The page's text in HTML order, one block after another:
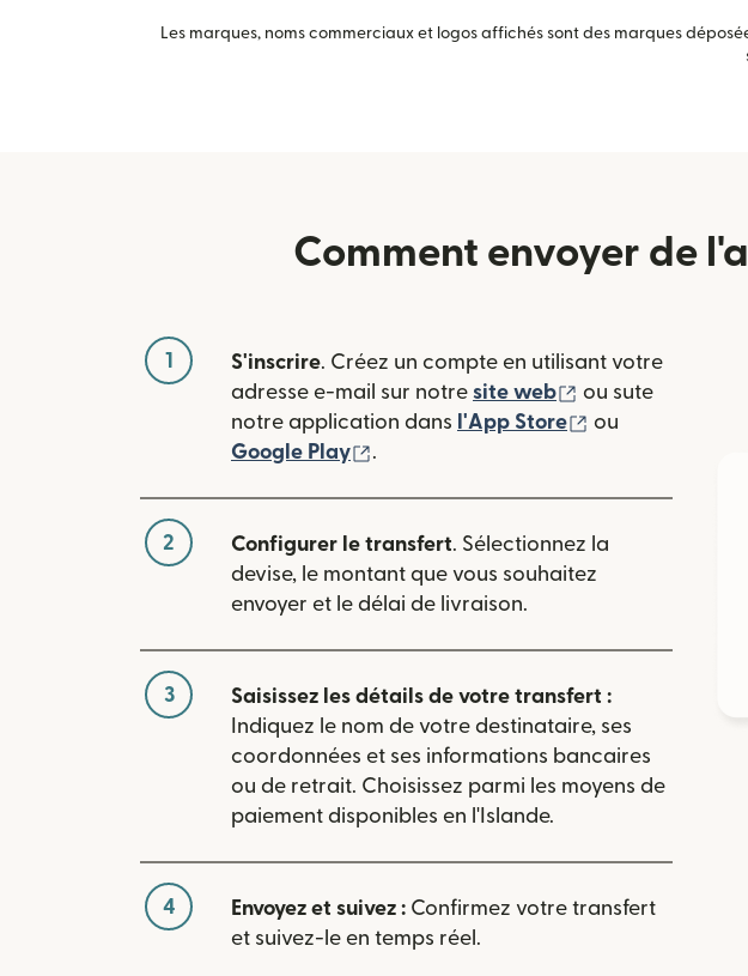
Les marques, noms commerciaux et logos affichés sont des marques
Comment envoyer de
1 S'inscrire. Créez un compte en utilisant votre
adresse e-mail sur notre site web (s'ouvre dans
ou sute
notre application dans l'App Store (s'ouvre dans
ou
Google Play
.
2 Configurer le transfert. Sélectionnez la
devise, le montant que vous souhaitez
envoyer et le délai de livraison.
3
Saisissez les détails de votre transfert :
Indiquez le nom de votre destinataire, ses
coordonnées et ses informations bancaires
ou de retrait. Choisissez parmi les moyens de
paiement disponibles en l'Islande.
4 Envoyez et suivez : Confirmez votre transfert
et suivez-le en temps réel.